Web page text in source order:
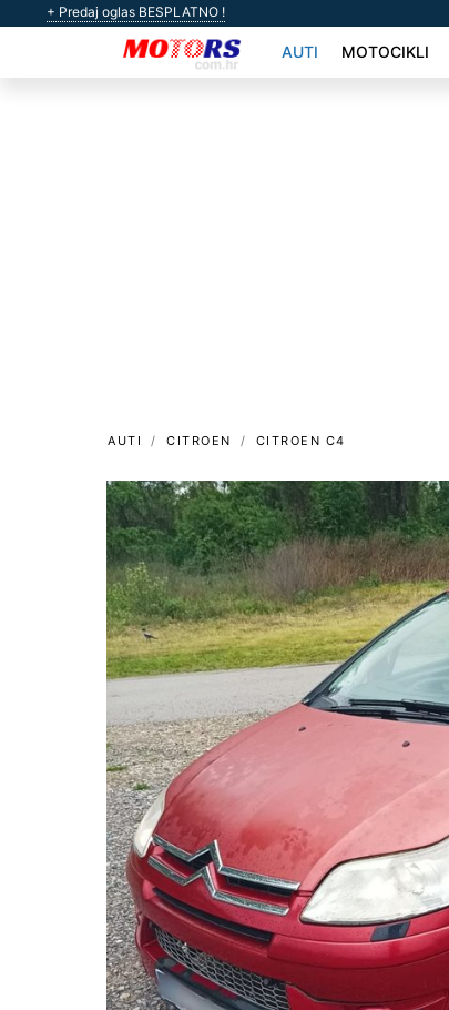
+ Predaj oglas BESPLATNO !
AUTI MOTOCIKLI
AUTI CITROEN CITROEN C4